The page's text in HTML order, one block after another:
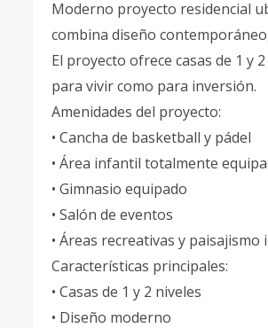
Moderno proyecto residencial
combina diseño
El proyecto ofrece casas de 1 y
para vivir como para inversión.
Amenidades del proyecto:
• Cancha de basketball y pádel
• Área infantil totalmente
• Gimnasio equipado
• Salón de eventos
• Áreas recreativas y paisajismo
Características principales:
• Casas de 1 y 2 niveles
• Diseño moderno